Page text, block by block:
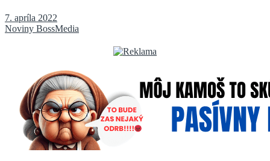
7. apríla 2022
Noviny BossMedia